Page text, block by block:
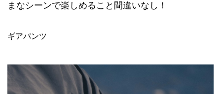
まなシーンで楽しめること間違いなし！
ギアパンツ